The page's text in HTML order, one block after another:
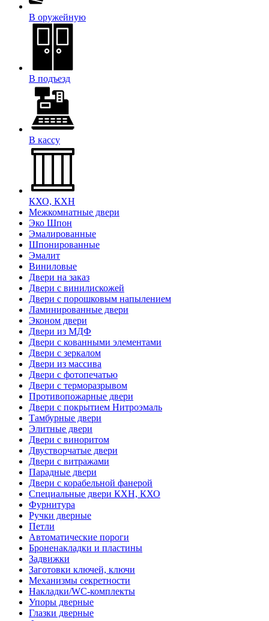
В оружейную
В подъезд
В кассу
КХО, КХН
Межкомнатные двери
Эко Шпон
Эмалированные
Шпонированные
Эмалит
Виниловые
Двери на заказ
Двери с винилискожей
Двери с порошковым напылением
Ламинированные двери
Эконом двери
Двери из МДФ
Двери с кованными элементами
Двери с зеркалом
Двери из массива
Двери с фотопечатью
Двери с терморазрывом
Противопожарные двери
Двери с покрытием Нитроэмаль
Тамбурные двери
Элитные двери
Двери с виноритом
Двустворчатые двери
Двери с витражами
Парадные двери
Двери с корабельной фанерой
Специальные двери КХН, КХО
Фурнитура
Ручки дверные
Петли
Автоматические пороги
Броненакладки и пластины
Задвижки
Заготовки ключей, ключи
Механизмы секретности
Накладки/WC-комплекты
Упоры дверные
Глазки дверные